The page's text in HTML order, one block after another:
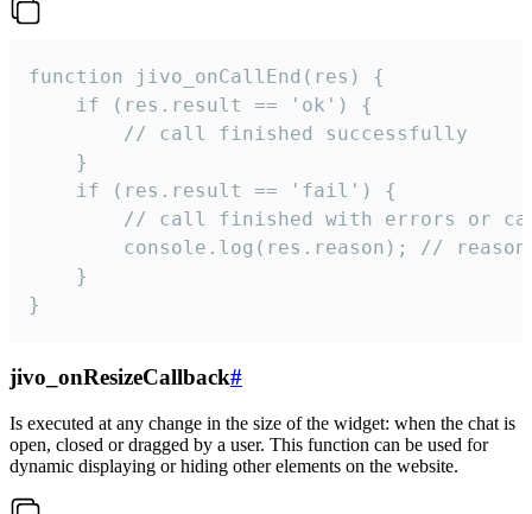
function jivo_onCallEnd(res) {
    if (res.result == 'ok') {
        // call finished successfully
    }
    if (res.result == 'fail') {
// call finished with errors or
console.log(res.reason); //
    }
}
jivo_onResizeCallback#
Is executed at any change in the size of the widget: when the chat is
open, closed or dragged by a user. This function can be used for
dynamic displaying or hiding other elements on the website.